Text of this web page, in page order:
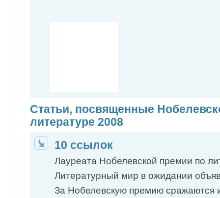
Статьи, посвященные
литературе 2008
10 ссылок
Лауреата Нобелевской премии по
Литературный мир в ожидании
За Нобелевскую премию сражаются